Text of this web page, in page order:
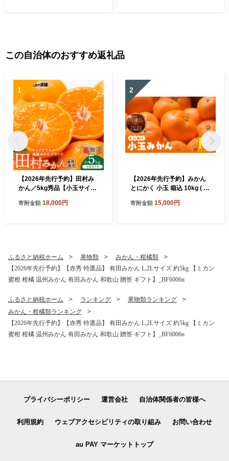
この自治体のおすすめ返礼品
1
【2026年先行予約】田村み
かん／5kg秀品【小玉サイ
寄附金額 18,000円
2
【2026年先行予約】みかん
とにかく 小玉 箱込 10kg ( 内
秀品 優品 混合 有田みかん 和
寄附金額 15,000円
ふるさと納税ホーム 果物類
みかん・柑橘類
【2026年先行予約】【赤秀 特選品】 有田みかん L,2Lサイズ 約5kg 【ミカン
蜜柑 柑橘 温州みかん 有田みかん 和歌山 贈答 ギフト】_BF6006n
ふるさと納税ホーム ランキング
果物類ランキング
みかん・柑橘類ランキング
【2026年先行予約】【赤秀 特選品】 有田みかん L,2Lサイズ 約5kg 【ミカン
蜜柑 柑橘 温州みかん 有田みかん 和歌山 贈答 ギフト】_BF6006n
プライバシーポリシー 運営会社 自治体関係者の皆様へ
利用規約 ウェブアクセシビリティの取り組み お問い合わせ
au PAY マーケットトップ